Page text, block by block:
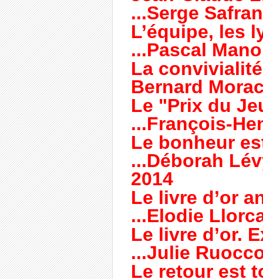
...Serge
L’équipe, les
...Pascal
La
Bernard
Le "Prix du
...François-
Le bonheur
...Déborah
2014
Le livre d’or
...Elodie
Le livre d’or.
...Julie
Le retour est